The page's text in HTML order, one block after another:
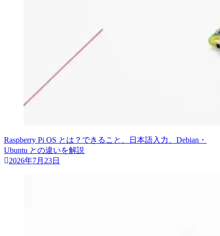
Raspberry Pi OS とは？できること、日本語入力、Debian・
Ubuntu との違いを解説
2026年7月23日